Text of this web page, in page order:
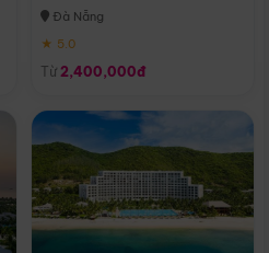
Đà Nẵng
★ 5.0
Từ 2,400,000đ